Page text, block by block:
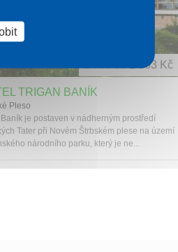
TRIGAN BANÍK
Pleso
Baník je postaven v nádherným prostředí
Tater při Novém Štrbském plese na území
národního parku, který je ne...
2 303 Kč